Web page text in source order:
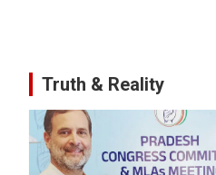
Truth & Reality